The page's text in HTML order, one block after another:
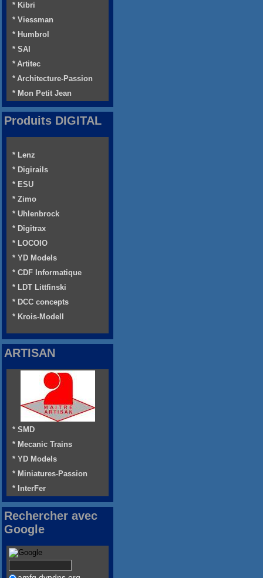
* Kibri
* Viessman
* Humbrol
* SAI
* Artitec
* Architecture-Passion
* Mon Petit Jean
Produits DIGITAL
* Lenz
* Digirails
* ESU
* Zimo
* Uhlenbrock
* Digitrax
* LOCOIO
* YD Models
* CDF Informatique
* LDT Littfinski
* DCC concepts
* Krois-Modell
ARTISAN
* SMD
* Mecanic Trains
* YD Models
* Miniatures-Passion
* InterFer
Rechercher avec
Google